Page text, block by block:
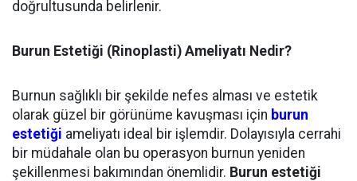
doğrultusunda belirlenir.
Burun Estetiği (Rinoplasti) Ameliyatı Nedir?
Burnun sağlıklı bir şekilde nefes alması ve estetik
olarak güzel bir görünüme kavuşması için burun
estetiği ameliyatı ideal bir işlemdir. Dolayısıyla cerrahi
bir müdahale olan bu operasyon burnun yeniden
şekillenmesi bakımından önemlidir. Burun estetiği